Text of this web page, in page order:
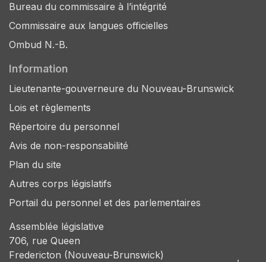
Bureau du commissaire à l’intégrité
Commissaire aux langues officielles
Ombud N.-B.
Information
Lieutenante-gouverneure du Nouveau-Brunswick
Lois et règlements
Répertoire du personnel
Avis de non-responsabilité
Plan du site
Autres corps législatifs
Portail du personnel et des parlementaires
Assemblée législative
706, rue Queen
Fredericton (Nouveau-Brunswick)